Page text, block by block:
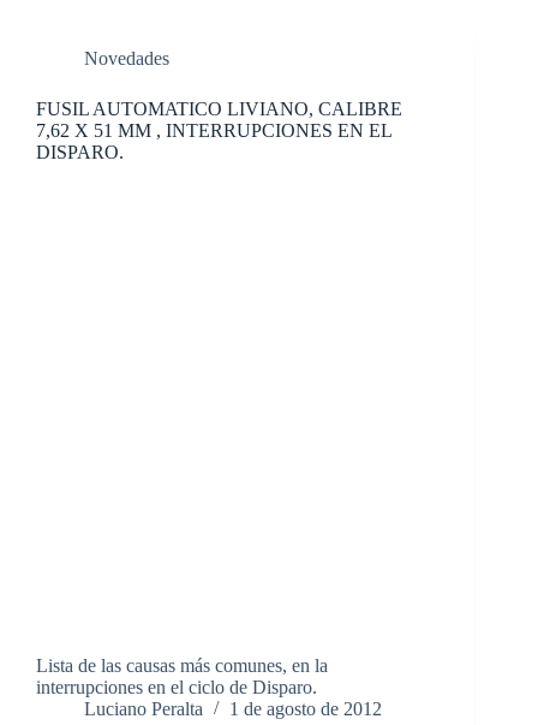
Novedades
FUSIL AUTOMATICO LIVIANO, CALIBRE
7,62 X 51 MM , INTERRUPCIONES EN EL
DISPARO.
Lista de las causas más comunes, en la
interrupciones en el ciclo de Disparo.
Luciano Peralta
1 de agosto de 2012